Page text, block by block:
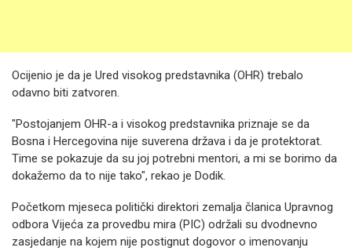
Ocijenio je da je Ured visokog predstavnika (OHR) trebalo
odavno biti zatvoren.
"Postojanjem OHR-a i visokog predstavnika priznaje se da
Bosna i Hercegovina nije suverena država i da je protektorat.
Time se pokazuje da su joj potrebni mentori, a mi se borimo da
dokažemo da to nije tako", rekao je Dodik.
Početkom mjeseca politički direktori zemalja članica Upravnog
odbora Vijeća za provedbu mira (PIC) održali su dvodnevno
zasjedanje na kojem nije postignut dogovor o imenovanju